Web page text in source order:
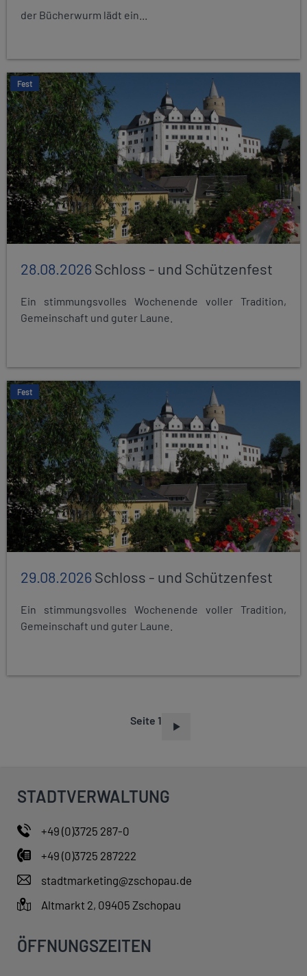
der Bücherwurm lädt ein...
Fest
28.08.2026Schloss - und Schützenfest
Ein stimmungsvolles Wochenende voller Tradition,
Gemeinschaft und guter Laune.
Fest
29.08.2026Schloss - und Schützenfest
Ein stimmungsvolles Wochenende voller Tradition,
Gemeinschaft und guter Laune.
Seite 1
STADTVERWALTUNG
+49 (0)3725 287-0
+49 (0)3725 287222
stadtmarketing@zschopau.de
Altmarkt 2, 09405 Zschopau
ÖFFNUNGSZEITEN